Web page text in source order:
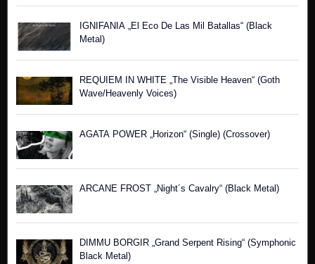
IGNIFANIA „El Eco De Las Mil Batallas“ (Black
Metal)
REQUIEM IN WHITE „The Visible Heaven“ (Goth
Wave/Heavenly Voices)
AGATA POWER „Horizon“ (Single) (Crossover)
ARCANE FROST „Night´s Cavalry“ (Black Metal)
DIMMU BORGIR „Grand Serpent Rising“ (Symphonic
Black Metal)